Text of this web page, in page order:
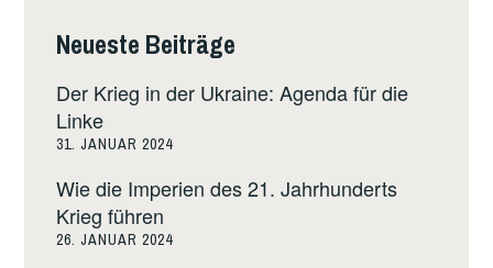
Neueste Beiträge
Der Krieg in der Ukraine: Agenda für die
Linke
31. JANUAR 2024
Wie die Imperien des 21. Jahrhunderts
Krieg führen
26. JANUAR 2024